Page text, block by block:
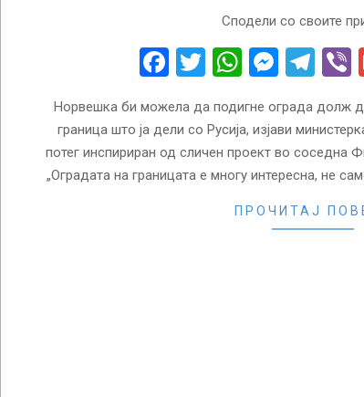
Сподели со своите
Facebook
Twitter
Норвешка би можела да подигне ограда долж
граница што ја дели со Русија, изјави
потег инспириран од сличен проект во соседна
„Оградата на границата е многу интересна, не
ПРОЧИТАЈ